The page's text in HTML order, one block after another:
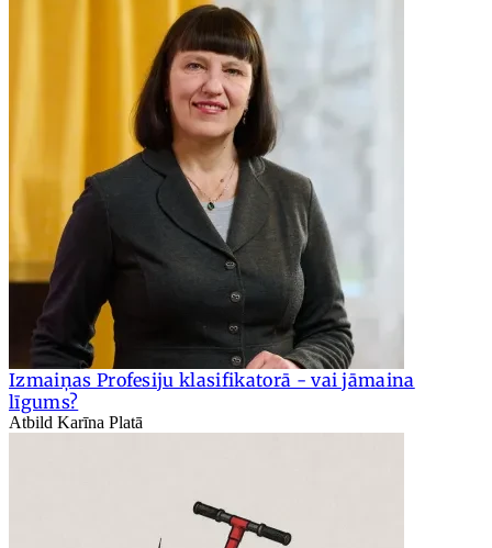
Izmaiņas Profesiju klasifikatorā - vai jāmaina
līgums?
Atbild Karīna Platā